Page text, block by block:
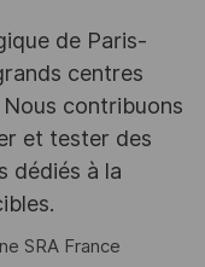
de Paris-
centres
Nous contribuons
et tester des
dédiés à la
SRA France